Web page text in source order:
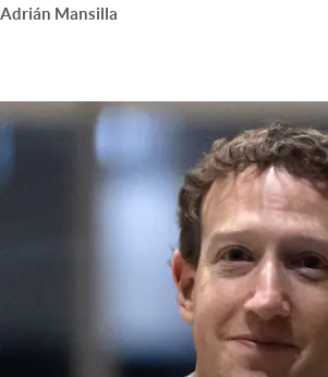
Adrián Mansilla